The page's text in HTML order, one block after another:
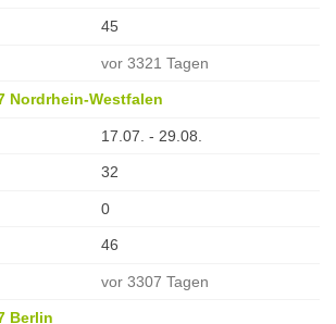
45
vor 3321 Tagen
Nordrhein-Westfalen
17.07. - 29.08.
32
0
46
vor 3307 Tagen
Berlin